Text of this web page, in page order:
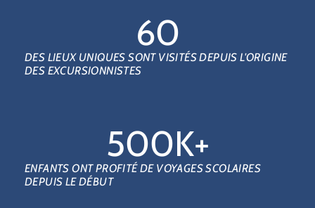
DES LIEUX UNIQUES SONT VISITÉS DEPUIS L'ORIGINE
DES EXCURSIONNISTES
60
ENFANTS ONT PROFITÉ DE VOYAGES SCOLAIRES
DEPUIS LE DÉBUT
500K+